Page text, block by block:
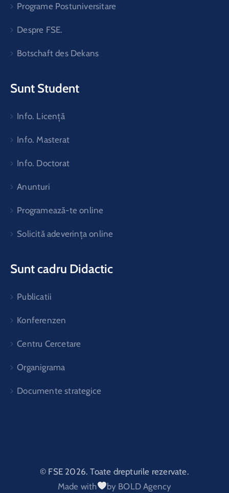
Programe Postuniversitare
Despre FSE.
Botschaft des Dekans
Sunt Student
Info. Licență
Info. Masterat
Info. Doctorat
Anunturi
Programează-te online
Solicită adeverința online
Sunt cadru Didactic
Publicatii
Konferenzen
Centru Cercetare
Organigrama
Documente strategice
© FSE 2026. Toate drepturile rezervate.
Made with
by BOLD Agency